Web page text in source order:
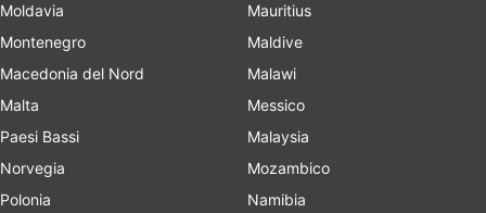
Moldavia
Montenegro
Macedonia del Nord
Malta
Paesi Bassi
Norvegia
Polonia
Mauritius
Maldive
Malawi
Messico
Malaysia
Mozambico
Namibia